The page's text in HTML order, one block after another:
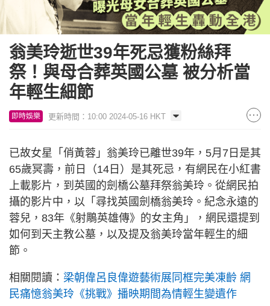
翁美玲逝世39年死忌獲粉絲拜
祭！與母合葬英國公墓 被分析當
年輕生細節
即時娛樂 更新時間：10:00 2024-05-16 HKT
已故女星「俏黃蓉」翁美玲已離世39年，5月7日是其
65歲冥壽，前日（14日）是其死忌，有網民在小紅書
上載影片，到英國的劍橋公墓拜祭翁美玲。從網民拍
攝的影片中，以「尋找英國劍橋翁美玲。紀念永遠的
蓉兒，83年《射鵰英雄傳》的女主角」，網民還提到
如何到天主教公墓，以及提及翁美玲當年輕生的細
節。
相關閱讀： 梁朝偉呂良偉遊藝術展同框完美凍齡 網
民痛憶翁美玲《挑戰》播映期間為情輕生變遺作